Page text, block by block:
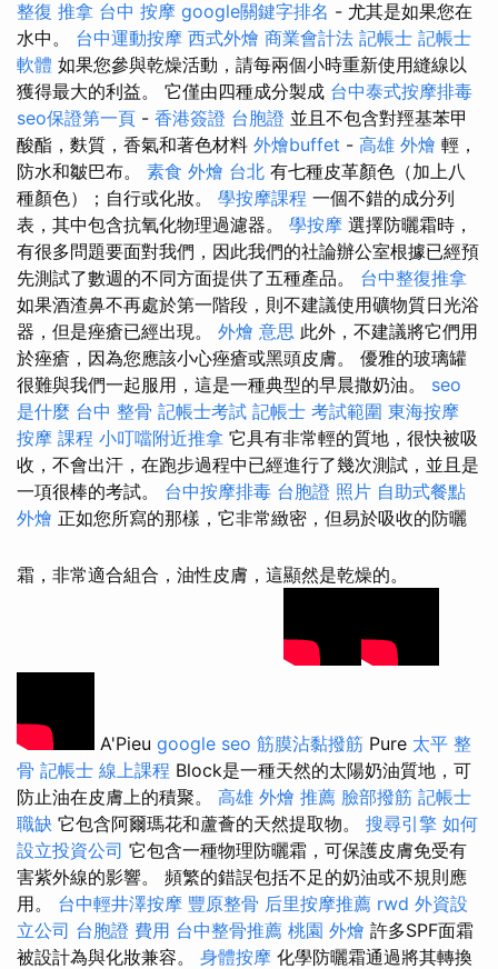
整復 推拿 台中 按摩 google關鍵字排名 - 尤其是如果您在
水中。 台中運動按摩 西式外燴 商業會計法 記帳士 記帳士
軟體 如果您參與乾燥活動，請每兩個小時重新使用縫線以
獲得最大的利益。 它僅由四種成分製成 台中泰式按摩排毒
seo保證第一頁 - 香港簽證 台胞證 並且不包含對羥基苯甲
酸酯，麩質，香氣和著色材料 外燴buffet - 高雄 外燴 輕，
防水和皺巴布。 素食 外燴 台北 有七種皮革顏色（加上八
種顏色）；自行或化妝。 學按摩課程 一個不錯的成分列
表，其中包含抗氧化物理過濾器。 學按摩 選擇防曬霜時，
有很多問題要面對我們，因此我們的社論辦公室根據已經預
先測試了數週的不同方面提供了五種產品。 台中整復推拿
如果酒渣鼻不再處於第一階段，則不建議使用礦物質日光浴
器，但是痤瘡已經出現。 外燴 意思 此外，不建議將它們用
於痤瘡，因為您應該小心痤瘡或黑頭皮膚。 優雅的玻璃罐
很難與我們一起服用，這是一種典型的早晨撒奶油。 seo
是什麼 台中 整骨 記帳士考試 記帳士 考試範圍 東海按摩
按摩 課程 小叮噹附近推拿 它具有非常輕的質地，很快被吸
收，不會出汗，在跑步過程中已經進行了幾次測試，並且是
一項很棒的考試。 台中按摩排毒 台胞證 照片 自助式餐點
外燴 正如您所寫的那樣，它非常緻密，但易於吸收的防曬
霜，非常適合組合，油性皮膚，這顯然是乾燥的。
A'Pieu google seo 筋膜沾黏撥筋 Pure 太平 整
骨 記帳士 線上課程 Block是一種天然的太陽奶油質地，可
防止油在皮膚上的積聚。 高雄 外燴 推薦 臉部撥筋 記帳士
職缺 它包含阿爾瑪花和蘆薈的天然提取物。 搜尋引擎 如何
設立投資公司 它包含一種物理防曬霜，可保護皮膚免受有
害紫外線的影響。 頻繁的錯誤包括不足的奶油或不規則應
用。 台中輕井澤按摩 豐原整骨 后里按摩推薦 rwd 外資設
立公司 台胞證 費用 台中整骨推薦 桃園 外燴 許多SPF面霜
被設計為與化妝兼容。 身體按摩 化學防曬霜通過將其轉換